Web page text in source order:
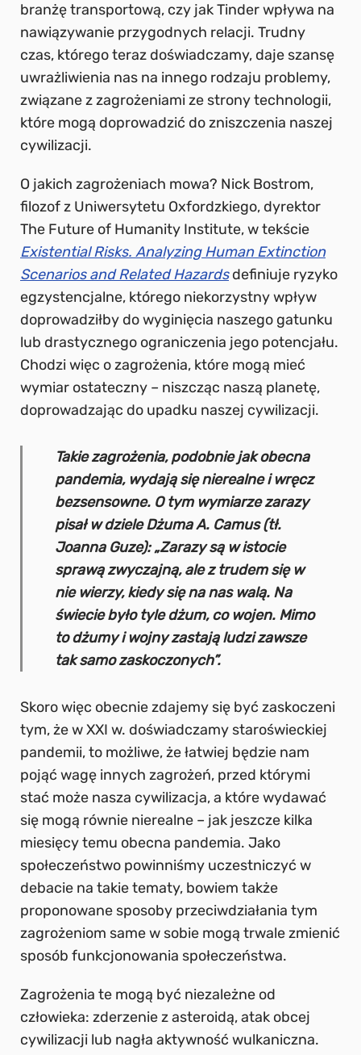
branżę transportową, czy jak Tinder wpływa na
nawiązywanie przygodnych relacji. Trudny
czas, którego teraz doświadczamy, daje szansę
uwrażliwienia nas na innego rodzaju problemy,
związane z zagrożeniami ze strony technologii,
które mogą doprowadzić do zniszczenia naszej
cywilizacji.
O jakich zagrożeniach mowa? Nick Bostrom,
filozof z Uniwersytetu Oxfordzkiego, dyrektor
The Future of Humanity Institute, w tekście
Existential Risks. Analyzing Human Extinction
Scenarios and Related Hazards definiuje ryzyko
egzystencjalne, którego niekorzystny wpływ
doprowadziłby do wyginięcia naszego gatunku
lub drastycznego ograniczenia jego potencjału.
Chodzi więc o zagrożenia, które mogą mieć
wymiar ostateczny – niszcząc naszą planetę,
doprowadzając do upadku naszej cywilizacji.
Takie zagrożenia, podobnie jak obecna
pandemia, wydają się nierealne i wręcz
bezsensowne. O tym wymiarze zarazy
pisał w dzieleDżumaA. Camus (tł.
Joanna Guze): „Zarazy są w istocie
sprawą zwyczajną, ale z trudem się w
nie wierzy, kiedy się na nas walą. Na
świecie było tyle dżum, co wojen. Mimo
to dżumy i wojny zastają ludzi zawsze
tak samo zaskoczonych”.
Skoro więc obecnie zdajemy się być zaskoczeni
tym, że w XXI w. doświadczamy staroświeckiej
pandemii, to możliwe, że łatwiej będzie nam
pojąć wagę innych zagrożeń, przed którymi
stać może nasza cywilizacja, a które wydawać
się mogą równie nierealne – jak jeszcze kilka
miesięcy temu obecna pandemia. Jako
społeczeństwo powinniśmy uczestniczyć w
debacie na takie tematy, bowiem także
proponowane sposoby przeciwdziałania tym
zagrożeniom same w sobie mogą trwale zmienić
sposób funkcjonowania społeczeństwa.
Zagrożenia te mogą być niezależne od
człowieka: zderzenie z asteroidą, atak obcej
cywilizacji lub nagła aktywność wulkaniczna.